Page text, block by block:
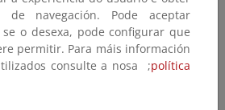
y sumideros
de navegación. Pode aceptar
o desexa, pode configurar que
permitir. Para máis información
consulte a nosa ;política